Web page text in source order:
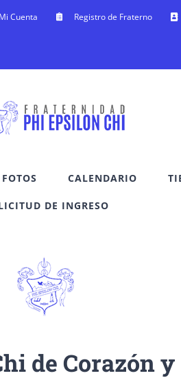
Mi Cuenta Registro de Fraterno
FOTOS CALENDARIO
DE INGRESO
de Corazón